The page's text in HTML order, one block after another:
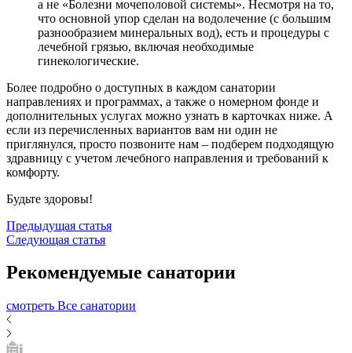
а не «Болезни мочеполовой системы». Несмотря на то,
что основной упор сделан на водолечение (с большим
разнообразием минеральных вод), есть и процедуры с
лечебной грязью, включая необходимые
гинекологические.
Более подробно о доступных в каждом санатории
направлениях и программах, а также о номерном фонде и
дополнительных услугах можно узнать в карточках ниже. А
если из перечисленных вариантов вам ни один не
приглянулся, просто позвоните нам – подберем подходящую
здравницу с учетом лечебного направления и требований к
комфорту.
Будьте здоровы!
Предыдущая статья
Следующая статья
Рекомендуемые санатории
смотреть Все санатории